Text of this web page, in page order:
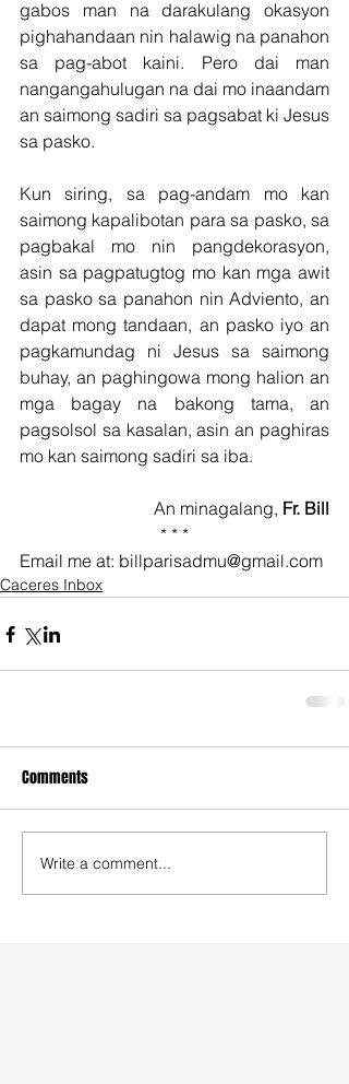
gabos man na darakulang okasyon
pighahandaan nin halawig na panahon
sa pag-abot kaini. Pero dai man
nangangahulugan na dai mo inaandam
an saimong sadiri sa pagsabat ki Jesus
sa pasko.
Kun siring, sa pag-andam mo kan
saimong kapalibotan para sa pasko, sa
pagbakal mo nin pangdekorasyon,
asin sa pagpatugtog mo kan mga awit
sa pasko sa panahon nin Adviento, an
dapat mong tandaan, an pasko iyo an
pagkamundag ni Jesus sa saimong
buhay, an paghingowa mong halion an
mga bagay na bakong tama, an
pagsolsol sa kasalan, asin an paghiras
mo kan saimong sadiri sa iba.
An minagalang, Fr. Bill
* * *
Email me at: billparisadmu@gmail.com
Caceres Inbox
Comments
Write a comment...